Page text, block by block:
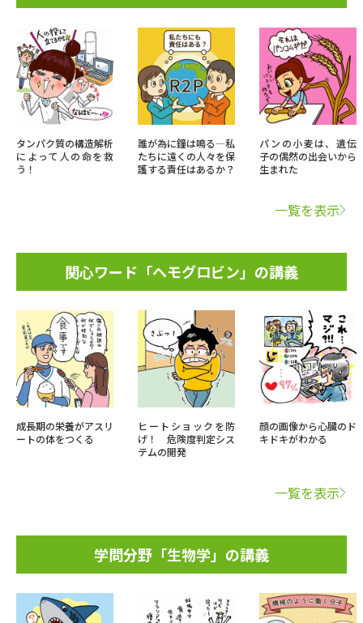
タンパク質の構造解析
によって人の命を救
う！
誰が為に鐘は鳴る―私
たちに遠くの人々を保
護する責任はあるか？
パンの小麦は、遺伝
子の偶然の出会いから
生まれた
一覧を表示
関心ワード「ヘモグロビン」の講義
成長期の栄養がアスリ
ートの体をつくる
ヒートショックを防
げ！ 危険度判定シス
テムの開発
顔の画像から心臓のド
キドキがわかる
一覧を表示
学問分野「生物学」の講義